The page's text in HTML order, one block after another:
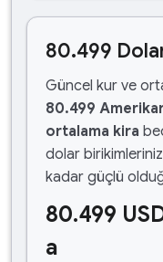
80.499
Güncel kur ve
80.499
ortalama kira
dolar
kadar güçlü
80.499
a